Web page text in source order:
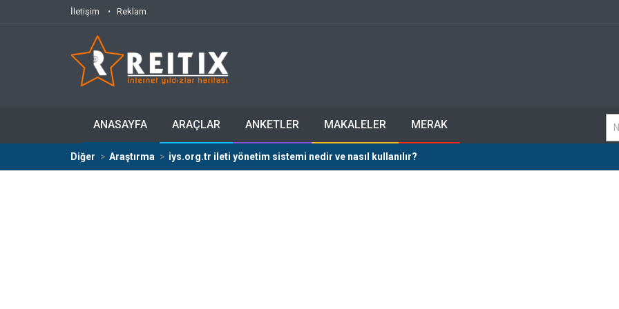
İletişim Reklam
ANASAYFA ARAÇLAR ANKETLER MAKALELER MERAK
Diğer Araştırma iys.org.tr ileti yönetim sistemi nedir ve nasıl kullanılır?